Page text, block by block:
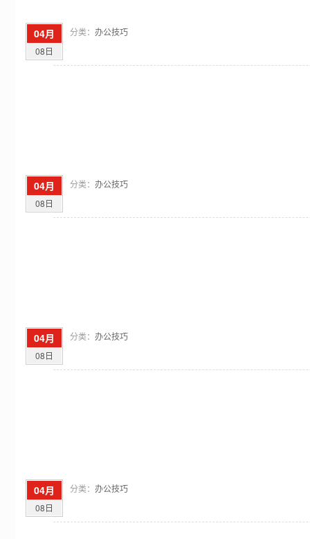
04月
08日
分类： 办公技巧
04月
08日
分类： 办公技巧
04月
08日
分类： 办公技巧
04月
08日
分类： 办公技巧